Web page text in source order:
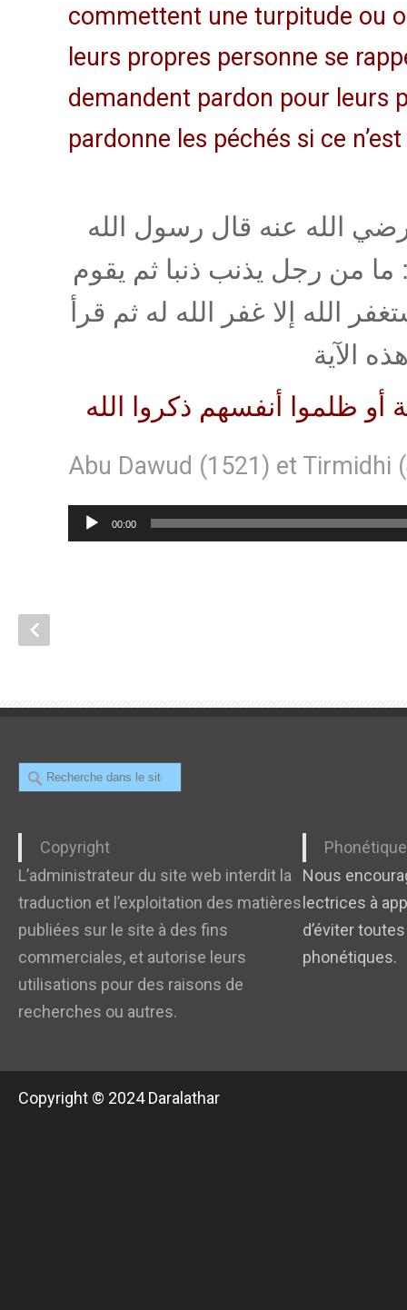
commettent une turpitude ou
leurs propres personne se
demandent pardon pour leurs
pardonne les péchés si ce
الله عنه قال رسول الله
من رجل يذنب ذنبا ثم يقوم
الله إلا غفر الله له ثم قرأ
الآية
أو ظلموا أنفسهم ذكروا الله
Abu Dawud (1521) et Tirmidhi
Lecteur
audio
00:00
Recherche
Copyright
L’administrateur du site web interdit la
traduction et l’exploitation des matières
publiées sur le site à des fins
commerciales, et autorise leurs
utilisations pour des raisons de
recherches ou autres.
Phonétique
Nous
lectrices à
d’éviter
phonétiques.
Copyright © 2024 Daralathar